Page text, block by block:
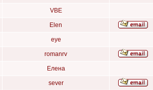
VBE
Elen
eye
romanrv
Елена
sever